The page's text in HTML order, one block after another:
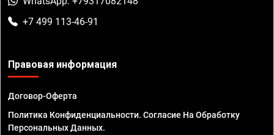
+7 499 113-46-91
Правовая информация
Договор-Оферта
Политика Конфиденциальности. Согласие На Обработку
Персональных Данных.